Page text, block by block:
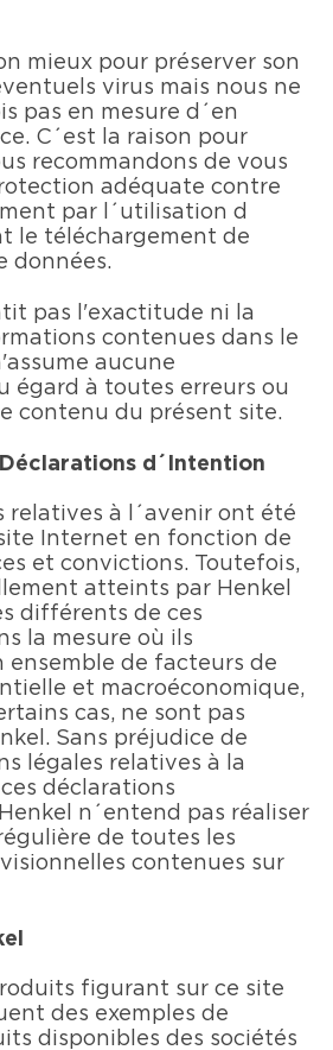
mieux pour préserver son
virus mais nous ne
pas en mesure d´en
C´est la raison pour
recommandons de vous
adéquate contre
par l´utilisation d
le téléchargement de
données.
pas l'exactitude ni la
contenues dans le
aucune
égard à toutes erreurs ou
contenu du présent site.
d´Intention
relatives à l´avenir ont été
Internet en fonction de
et convictions. Toutefois,
atteints par Henkel
différents de ces
la mesure où ils
ensemble de facteurs de
et macroéconomique,
cas, ne sont pas
Sans préjudice de
légales relatives à la
déclarations
n´entend pas réaliser
de toutes les
contenues sur
figurant sur ce site
des exemples de
disponibles des sociétés